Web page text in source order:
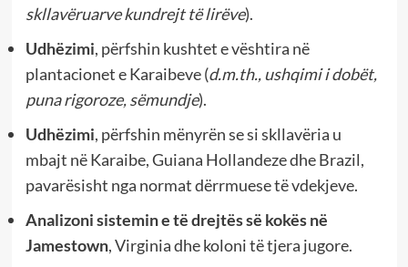
skllavëruarve kundrejt të lirëve).
Udhëzimi, përfshin kushtet e vështira në
plantacionet e Karaibeve (d.m.th., ushqimi i dobët,
puna rigoroze, sëmundje).
Udhëzimi, përfshin mënyrën se si skllavëria u
mbajt në Karaibe, Guiana Hollandeze dhe Brazil,
pavarësisht nga normat dërrmuese të vdekjeve.
Analizoni sistemin e të drejtës së kokës në
Jamestown, Virginia dhe koloni të tjera jugore.